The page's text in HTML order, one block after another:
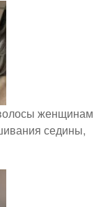
женщинам
седины,